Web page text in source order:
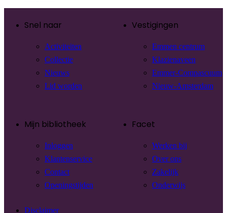
Snel naar
Activiteiten
Collectie
Nieuws
Lid worden
Vestigingen
Emmen centrum
Klazienaveen
Emmer-Compascuum
Nieuw-Amsterdam
Mijn bibliotheek
Inloggen
Klantenservice
Contact
Openingstijden
Facet
Werken bij
Over ons
Zakelijk
Onderwijs
Disclaimer